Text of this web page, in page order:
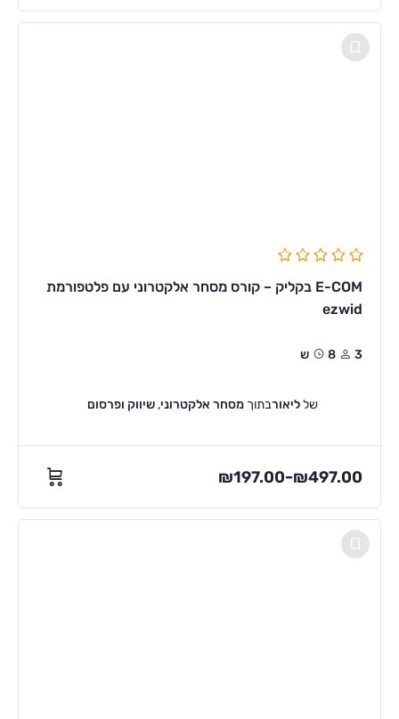
E-COM בקליק – קורס מסחר אלקטרוני עם פלטפורמת
ezwid
3 8ש
שלליאורבתוך מסחר אלקטרוני,שיווק ופרסום
₪197.00–₪497.00